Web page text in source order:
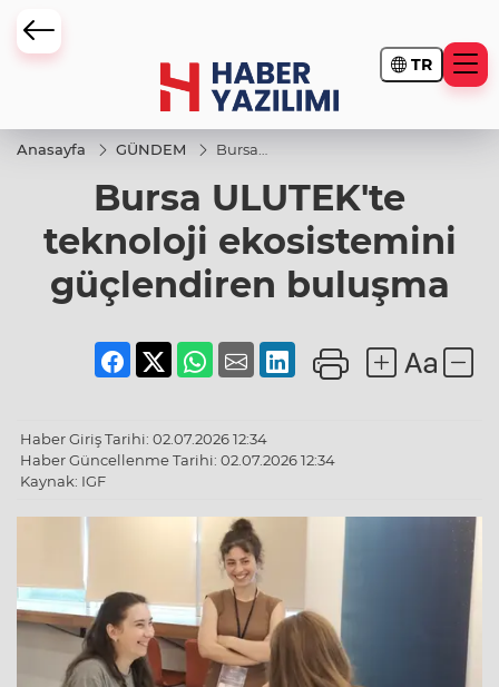
TR
Anasayfa GÜNDEM
Bursa
teknoloji
ekosistemini
buluşma
Bursa ULUTEK'te
teknoloji ekosistemini
güçlendiren buluşma
Haber Giriş Tarihi: 02.07.2026 12:34
Haber Güncellenme Tarihi: 02.07.2026 12:34
Kaynak: IGF